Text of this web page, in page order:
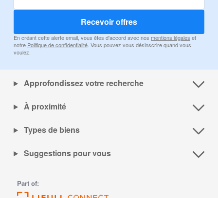
Recevoir offres
En créant cette alerte email, vous êtes d'accord avec nos mentions légales et
notre Politique de confidentialité. Vous pouvez vous désinscrire quand vous
voulez.
Approfondissez votre recherche
À proximité
Types de biens
Suggestions pour vous
Part of: